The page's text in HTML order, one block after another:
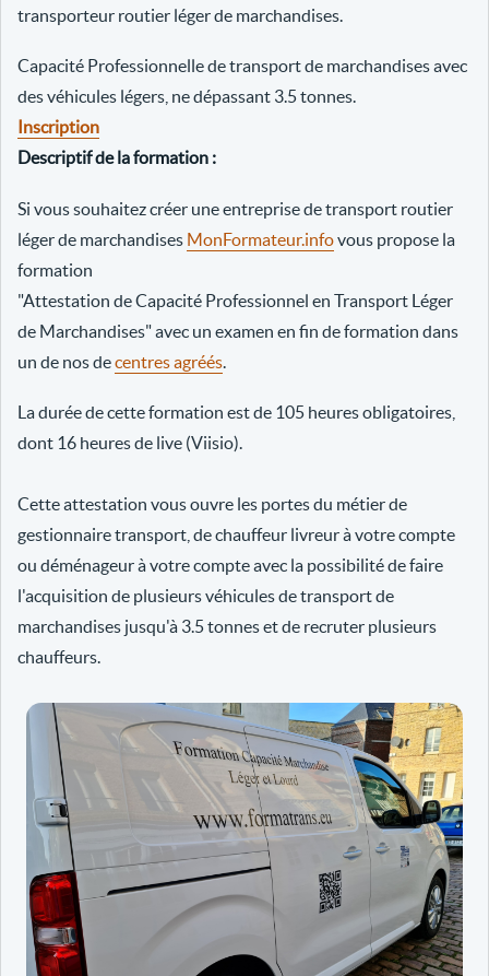
transporteur routier léger de marchandises.
Capacité Professionnelle de transport de marchandises avec
des véhicules légers, ne dépassant 3.5 tonnes.
Inscription
Descriptif de la formation :
Si vous souhaitez créer une entreprise de transport routier
léger de marchandises MonFormateur.infovous propose la
formation
"Attestation de Capacité Professionnel en Transport Léger
de Marchandises" avec un examen en fin de formation dans
un de nos decentres agréés
La durée de cette formation est de 105 heures obligatoires,
dont 16 heures de live (Viisio).
Cette attestation vous ouvre les portes du métier de
gestionnaire transport, de chauffeur livreur à votre compte
ou déménageur à votre compte avec la possibilité de faire
l'acquisition de plusieurs véhicules de transport de
marchandises jusqu'à 3.5 tonnes et de recruter plusieurs
chauffeurs.